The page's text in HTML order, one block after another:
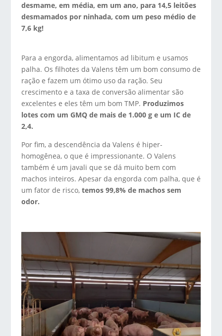
desmame, em média, em um ano, para 14,5 leitões
desmamados por ninhada, com um peso médio de
7,6 kg!
Para a engorda, alimentamos ad libitum e usamos
palha. Os filhotes da Valens têm um bom consumo de
ração e fazem um ótimo uso da ração. Seu
crescimento e a taxa de conversão alimentar são
excelentes e eles têm um bom TMP. Produzimos
lotes com um GMQ de mais de 1.000 g e um IC de
2,4.
Por fim, a descendência da Valens é hiper-
homogênea, o que é impressionante. O Valens
também é um javali que se dá muito bem com
machos inteiros. Apesar da engorda com palha, que é
um fator de risco, temos 99,8% de machos sem
odor.